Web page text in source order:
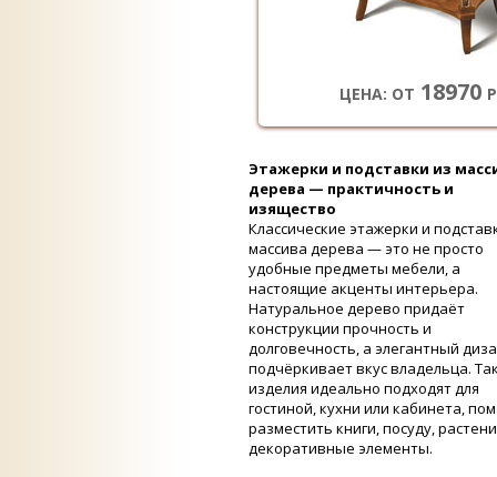
ЦЕНА: ОТ 18970
Этажерки и подставки из
дерева — практичность и
изящество
Классические этажерки и
массива дерева — это не просто
удобные предметы мебели, а
настоящие акценты интерьера.
Натуральное дерево придаёт
конструкции прочность и
долговечность, а элегантный
подчёркивает вкус владельца.
изделия идеально подходят для
гостиной, кухни или кабинета,
разместить книги, посуду,
декоративные элементы.